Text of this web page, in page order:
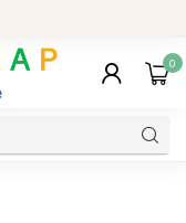
0